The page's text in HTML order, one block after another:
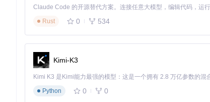
：实体卡片系统采用面向设备类型的设计理念
芯片系统以水平条带形式组织常用功能，支持多种类型的
天气芯片
天气芯片实时展示当前温度和天气状况，点击可展开详细
实体状态芯片
Rust
0 534
Kimi-K3
Python
0 0